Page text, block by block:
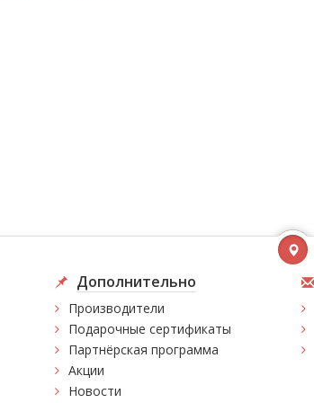
Дополнительно
Производители
Подарочные сертификаты
Партнёрская программа
Акции
Новости